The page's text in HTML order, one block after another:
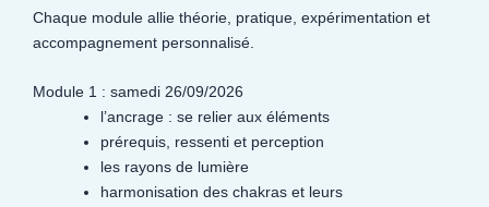
Chaque module allie théorie, pratique, expérimentation et
accompagnement personnalisé.
Module 1 : samedi 26/09/2026
l’ancrage : se relier aux éléments
prérequis, ressenti et perception
les rayons de lumière
harmonisation des chakras et leurs